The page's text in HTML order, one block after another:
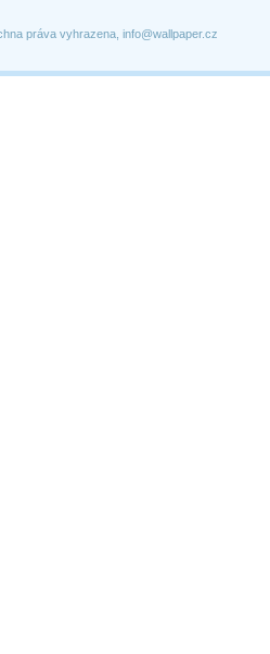
práva vyhrazena, info@wallpaper.cz